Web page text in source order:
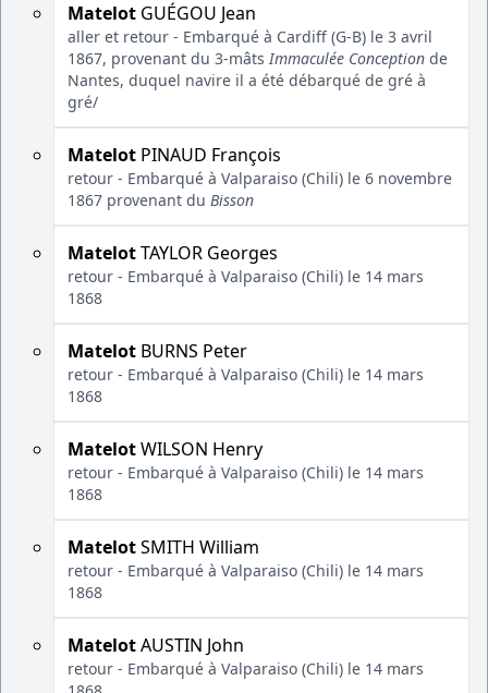
Matelot GUÉGOU Jean
aller et retour - Embarqué à Cardiff (G-B) le 3 avril
1867, provenant du 3-mâtsImmaculée Conception de
Nantes, duquel navire il a été débarqué de gré à
gré/
Matelot PINAUD François
retour - Embarqué à Valparaiso (Chili) le 6 novembre
1867 provenant du Bisson
MatelotTAYLOR Georges
retour - Embarqué à Valparaiso (Chili) le 14 mars
1868
Matelot BURNS Peter
retour - Embarqué à Valparaiso (Chili) le 14 mars
1868
MatelotWILSON Henry
retour - Embarqué à Valparaiso (Chili) le 14 mars
1868
MatelotSMITH William
retour - Embarqué à Valparaiso (Chili) le 14 mars
1868
MatelotAUSTIN John
retour - Embarqué à Valparaiso (Chili) le 14 mars